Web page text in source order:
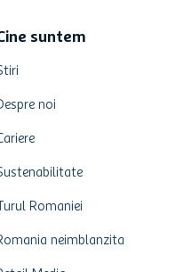
suntem
noi
Turul Romaniei
neimblanzita